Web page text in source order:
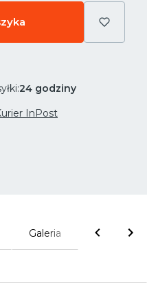
24 godziny
InPost
Galeria